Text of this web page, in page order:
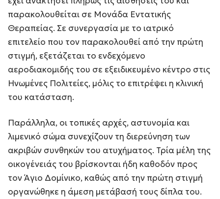
παρακολουθείται σε Μονάδα Εντατικής
Θεραπείας. Σε συνεργασία με το ιατρικό
επιτελείο που τον παρακολουθεί από την πρώτη
στιγμή, εξετάζεται το ενδεχόμενο
αεροδιακομιδής του σε εξειδικευμένο κέντρο στις
Ηνωμένες Πολιτείες, μόλις το επιτρέψει η κλινική
του κατάσταση.
Παράλληλα, οι τοπικές αρχές, αστυνομία και
λιμενικό σώμα συνεχίζουν τη διερεύνηση των
ακριβών συνθηκών του ατυχήματος. Τρία μέλη της
οικογένειάς του βρίσκονται ήδη καθοδόν προς
τον Άγιο Δομίνικο, καθώς από την πρώτη στιγμή
οργανώθηκε η άμεση μετάβασή τους δίπλα του.